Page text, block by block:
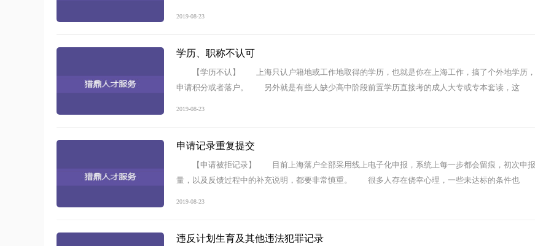
2019-08-23
学历、职称不认可
【学历不认】 上海只认户籍地或工作地取得的学历，也就是你在上海工作，搞了个外地学历
申请积分或者落户。 另外就是有些人缺少高中阶段前置学历直接考的成人大专或专本套读，这
2019-08-23
申请记录重复提交
【申请被拒记录】 目前上海落户全部采用线上电子化申报，系统上每一步都会留痕，初次申
量，以及反馈过程中的补充说明，都要非常慎重。 很多人存在侥幸心理，一些未达标的条件也
2019-08-23
违反计划生育及其他违法犯罪记录